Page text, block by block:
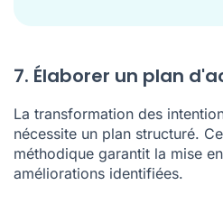
7. Élaborer un plan
La transformation des
nécessite un plan structuré.
méthodique garantit la mise
améliorations identifiées.